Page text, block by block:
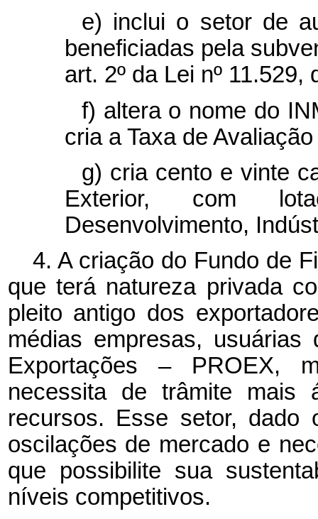
e) inclui o setor de
beneficiadas pela
art. 2º da Lei nº
f) altera o nome do
cria a Taxa de
g) cria cento e vinte
Exterior, com
Desenvolvimento,
4. A criação do Fundo de
que terá natureza privada
pleito antigo dos
médias empresas,
Exportações – PROEX,
necessita de trâmite mais
recursos. Esse setor,
oscilações de mercado e
que possibilite sua
níveis competitivos.